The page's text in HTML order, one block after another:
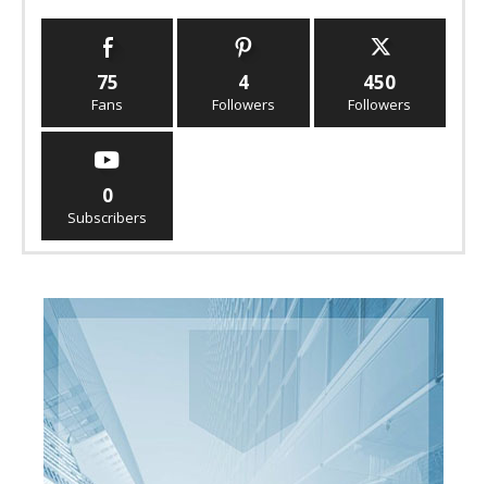
75
Fans
4
Followers
450
Followers
0
Subscribers